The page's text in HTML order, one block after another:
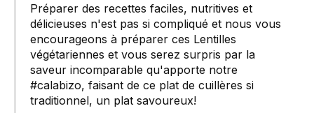
Préparer des recettes faciles, nutritives et
délicieuses n'est pas si compliqué et nous vous
encourageons à préparer ces Lentilles
végétariennes et vous serez surpris par la
saveur incomparable qu'apporte notre
#calabizo, faisant de ce plat de cuillères si
traditionnel, un plat savoureux!